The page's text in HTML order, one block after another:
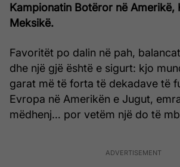
Kampionatin Botëror në Amerikë,
Meksikë.
Favoritët po dalin në pah,
dhe një gjë është e sigurt: kjo
garat më të forta të dekadave të
Evropa në Amerikën e Jugut,
mëdhenj… por vetëm një do të